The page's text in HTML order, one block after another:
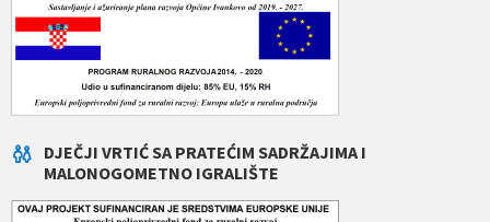
DJEČJI VRTIĆ SA PRATEĆIM SADRŽAJIMA I
MALONOGOMETNO IGRALIŠTE